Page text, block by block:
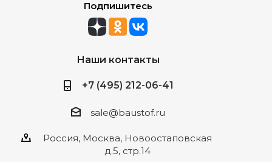
Подпишитесь
Наши контакты
+7 (495) 212-06-41
sale@baustof.ru
Россия, Москва, Новоостаповская
д.5, стр.14